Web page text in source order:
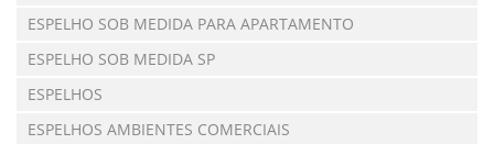
ESPELHO SOB MEDIDA PARA APARTAMENTO
ESPELHO SOB MEDIDA SP
ESPELHOS
ESPELHOS AMBIENTES COMERCIAIS